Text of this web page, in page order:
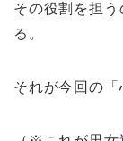
その役割を担
る。
それが今回の「